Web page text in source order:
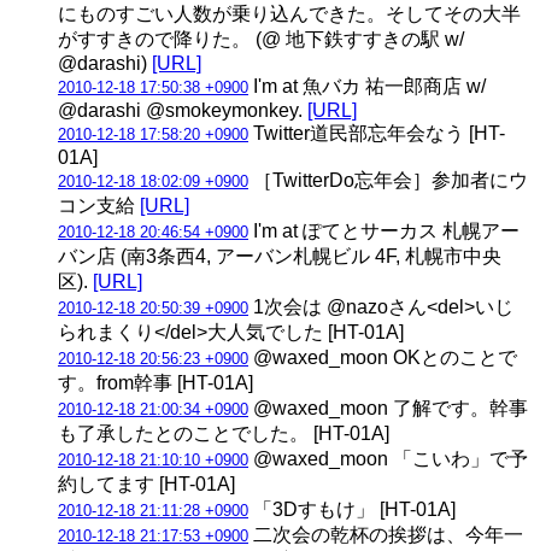
にものすごい人数が乗り込んできた。そしてその大半
がすすきので降りた。 (@ 地下鉄すすきの駅 w/
@darashi) [URL]
2010-12-18 17:50:38 +0900 I'm at 魚バカ 祐一郎商店 w/
@darashi @smokeymonkey. [URL]
2010-12-18 17:58:20 +0900 Twitter道民部忘年会なう [HT-
01A]
2010-12-18 18:02:09 +0900 ［TwitterDo忘年会］参加者にウ
コン支給 [URL]
2010-12-18 20:46:54 +0900 I'm at ぽてとサーカス 札幌アー
バン店 (南3条西4, アーバン札幌ビル 4F, 札幌市中央
区). [URL]
2010-12-18 20:50:39 +0900 1次会は @nazoさん<del>いじ
られまくり</del>大人気でした [HT-01A]
2010-12-18 20:56:23 +0900 @waxed_moon OKとのことで
す。from幹事 [HT-01A]
2010-12-18 21:00:34 +0900 @waxed_moon 了解です。幹事
も了承したとのことでした。 [HT-01A]
2010-12-18 21:10:10 +0900 @waxed_moon 「こいわ」で予
約してます [HT-01A]
2010-12-18 21:11:28 +0900 「3Dすもけ」 [HT-01A]
2010-12-18 21:17:53 +0900 二次会の乾杯の挨拶は、今年一